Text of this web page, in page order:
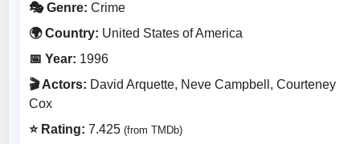
🎭 Genre: Crime
🌍 Country: United States of America
📅 Year: 1996
🎬 Actors: David Arquette, Neve Campbell, Courteney
Cox
⭐ Rating: 7.425 (from TMDb)